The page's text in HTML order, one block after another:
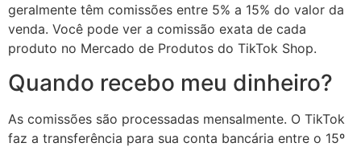
geralmente têm comissões entre 5% a 15% do valor da
venda. Você pode ver a comissão exata de cada
produto no Mercado de Produtos do TikTok Shop.
Quando recebo meu dinheiro?
As comissões são processadas mensalmente. O TikTok
faz a transferência para sua conta bancária entre o 15º